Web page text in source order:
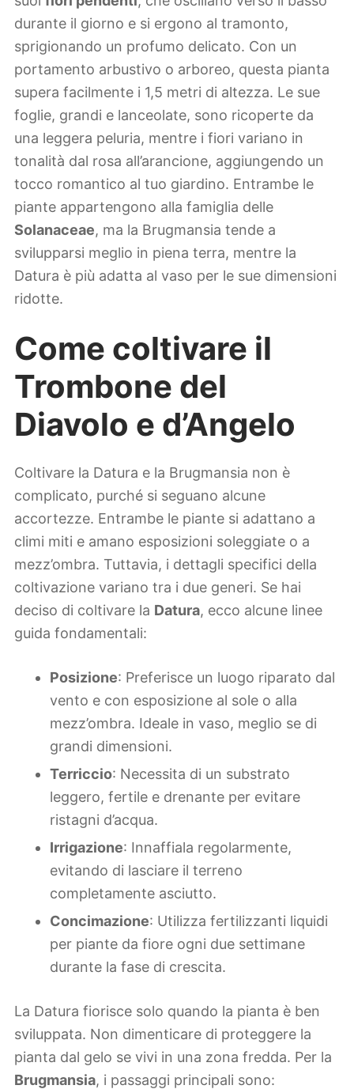
durante il giorno e si ergono al tramonto,
sprigionando un profumo delicato. Con un
portamento arbustivo o arboreo, questa pianta
supera facilmente i 1,5 metri di altezza. Le sue
foglie, grandi e lanceolate, sono ricoperte da
una leggera peluria, mentre i fiori variano in
tonalità dal rosa all’arancione, aggiungendo un
tocco romantico al tuo giardino. Entrambe le
piante appartengono alla famiglia delle
Solanaceae, ma la Brugmansia tende a
svilupparsi meglio in piena terra, mentre la
Datura è più adatta al vaso per le sue dimensioni
ridotte.
Come coltivare il
Trombone del
Diavolo e d’Angelo
Coltivare la Datura e la Brugmansia non è
complicato, purché si seguano alcune
accortezze. Entrambe le piante si adattano a
climi miti e amano esposizioni soleggiate o a
mezz’ombra. Tuttavia, i dettagli specifici della
coltivazione variano tra i due generi. Se hai
deciso di coltivare la Datura, ecco alcune linee
guida fondamentali:
Posizione: Preferisce un luogo riparato dal
vento e con esposizione al sole o alla
mezz’ombra. Ideale in vaso, meglio se di
grandi dimensioni.
Terriccio: Necessita di un substrato
leggero, fertile e drenante per evitare
ristagni d’acqua.
Irrigazione: Innaffiala regolarmente,
evitando di lasciare il terreno
completamente asciutto.
Concimazione: Utilizza fertilizzanti liquidi
per piante da fiore ogni due settimane
durante la fase di crescita.
La Datura fiorisce solo quando la pianta è ben
sviluppata. Non dimenticare di proteggere la
pianta dal gelo se vivi in una zona fredda. Per la
Brugmansia, i passaggi principali sono: